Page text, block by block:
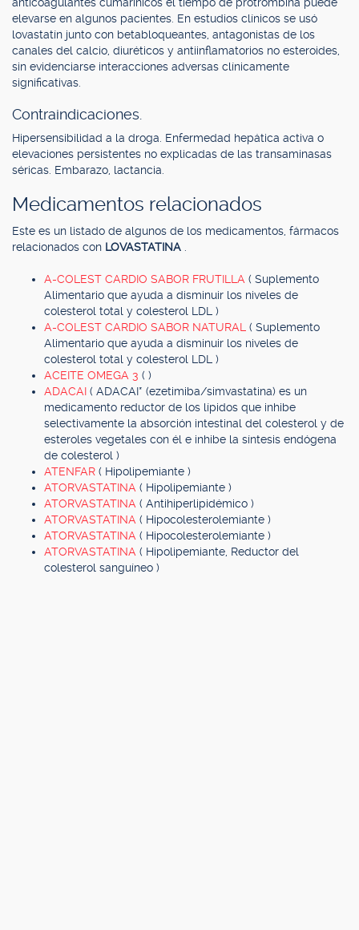
elevarse en algunos pacientes. En estudios clínicos se usó
lovastatín junto con betabloqueantes, antagonistas de los
canales del calcio, diuréticos y antiinflamatorios no esteroides,
sin evidenciarse interacciones adversas clínicamente
significativas.
Contraindicaciones.
Hipersensibilidad a la droga. Enfermedad hepática activa o
elevaciones persistentes no explicadas de las transaminasas
séricas. Embarazo, lactancia.
Medicamentos relacionados
Este es un listado de algunos de los medicamentos, fármacos
relacionados con LOVASTATINA
A-COLEST CARDIO SABOR FRUTILLA ( Suplemento
Alimentario que ayuda a disminuir los niveles de
colesterol total y colesterol LDL )
A-COLEST CARDIO SABOR NATURAL ( Suplemento
Alimentario que ayuda a disminuir los niveles de
colesterol total y colesterol LDL )
ACEITE OMEGA 3 ( )
ADACAI ( ADACAI* (ezetimiba/simvastatina) es un
medicamento reductor de los lípidos que inhibe
selectivamente la absorción intestinal del colesterol y de
esteroles vegetales con él e inhibe la síntesis endógena
de colesterol )
ATENFAR ( Hipolipemiante )
ATORVASTATINA ( Hipolipemiante )
ATORVASTATINA ( Antihiperlipidémico )
ATORVASTATINA ( Hipocolesterolemiante )
ATORVASTATINA ( Hipocolesterolemiante )
ATORVASTATINA ( Hipolipemiante, Reductor del
colesterol sanguíneo )